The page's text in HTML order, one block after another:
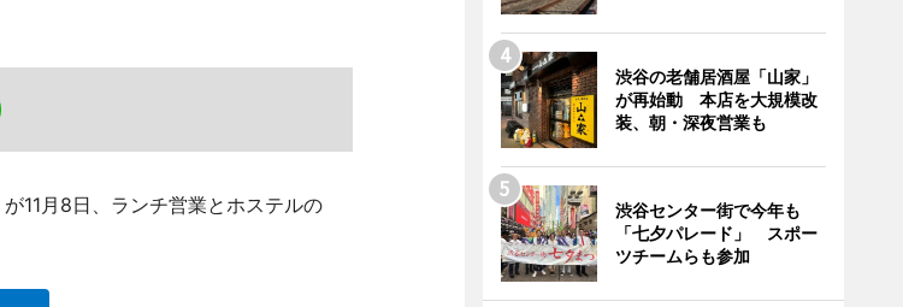
11月8日、ランチ営業とホステルの
渋谷の老舗居酒屋「山家」
が再始動 本店を大規模改
装、朝・深夜営業も
渋谷センター街で今年も
「七夕パレード」 スポー
ツチームらも参加